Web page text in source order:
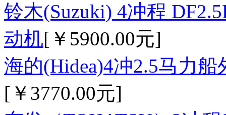
铃木(Suzuki) 4冲程
动机[￥5900.00元]
海的(Hidea)4冲2.5马力
[￥3770.00元]